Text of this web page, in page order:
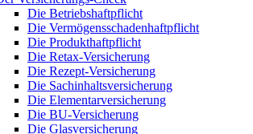
Die Betriebshaftpflicht
Die Vermögensschadenhaftpflicht
Die Produkthaftpflicht
Die Retax-Versicherung
Die Rezept-Versicherung
Die Sachinhaltsversicherung
Die Elementarversicherung
Die BU-Versicherung
Die Glasversicherung